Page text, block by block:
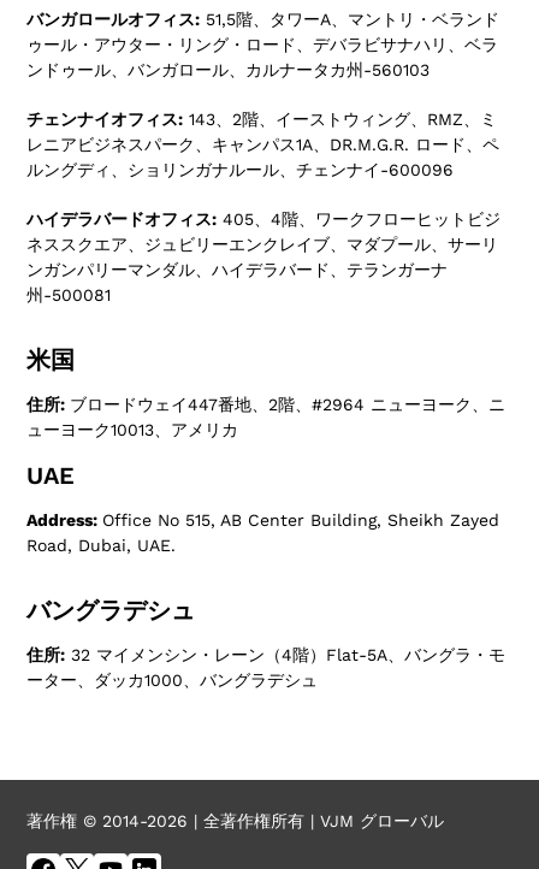
バンガロールオフィス: 51,5階、タワーA、マントリ・ベランド
ゥール・アウター・リング・ロード、デバラビサナハリ、ベラ
ンドゥール、バンガロール、カルナータカ州-560103
チェンナイオフィス: 143、2階、イーストウィング、RMZ、ミ
レニアビジネスパーク、キャンパス1A、DR.M.G.R. ロード、ペ
ルングディ、ショリンガナルール、チェンナイ-600096
ハイデラバードオフィス: 405、4階、ワークフローヒットビジ
ネススクエア、ジュビリーエンクレイブ、マダプール、サーリ
ンガンパリーマンダル、ハイデラバード、テランガーナ
州-500081
米国
住所: ブロードウェイ447番地、2階、#2964 ニューヨーク、ニ
ューヨーク10013、アメリカ
UAE
Address: Office No 515, AB Center Building, Sheikh Zayed
Road, Dubai, UAE.
バングラデシュ
住所: 32 マイメンシン・レーン（4階）Flat-5A、バングラ・モ
ーター、ダッカ1000、バングラデシュ
著作権 © 2014-2026 | 全著作権所有 | VJM グローバル